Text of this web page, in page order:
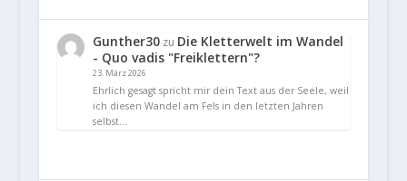
Gunther30zu Die Kletterwelt im Wandel
- Quo vadis "Freiklettern"?
23. März 2026
Ehrlich gesagt spricht mir dein Text aus der Seele, weil
ich diesen Wandel am Fels in den letzten Jahren
selbst…